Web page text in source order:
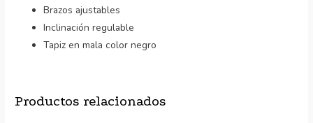
Brazos ajustables
Inclinación regulable
Tapiz en mala color negro
Productos relacionados